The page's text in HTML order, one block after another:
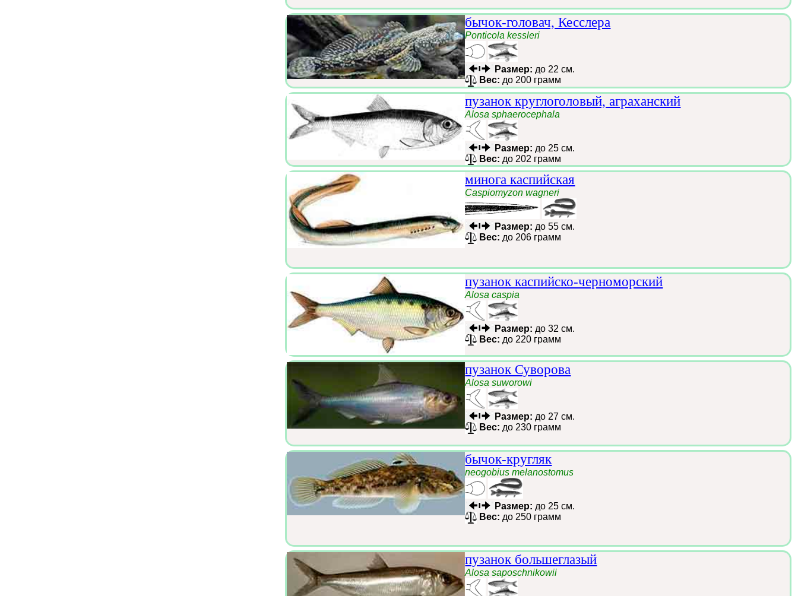
бычок-головач, Кесслера
Ponticola kessleri
Размер: до 22 см.
Вес: до 200 грамм
пузанок круглоголовый, аграханский
Alosa sphaerocephala
Размер: до 25 см.
Вес: до 202 грамм
минога каспийская
Caspiomyzon wagneri
Размер: до 55 см.
Вес: до 206 грамм
пузанок каспийско-черноморский
Alosa caspia
Размер: до 32 см.
Вес: до 220 грамм
пузанок Суворова
Alosa suworowi
Размер:до 27 см.
Вес: до 230 грамм
бычок-кругляк
neogobius melanostomus
Размер: до 25 см.
Вес: до 250 грамм
пузанок большеглазый
Alosa saposchnikowii